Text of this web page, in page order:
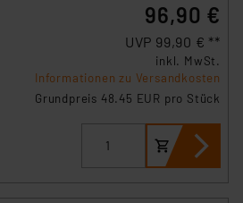
96,90 €
UVP 99,90 € **
inkl. MwSt.
Informationen zu Versandkosten
Grundpreis 48.45 EUR pro Stück